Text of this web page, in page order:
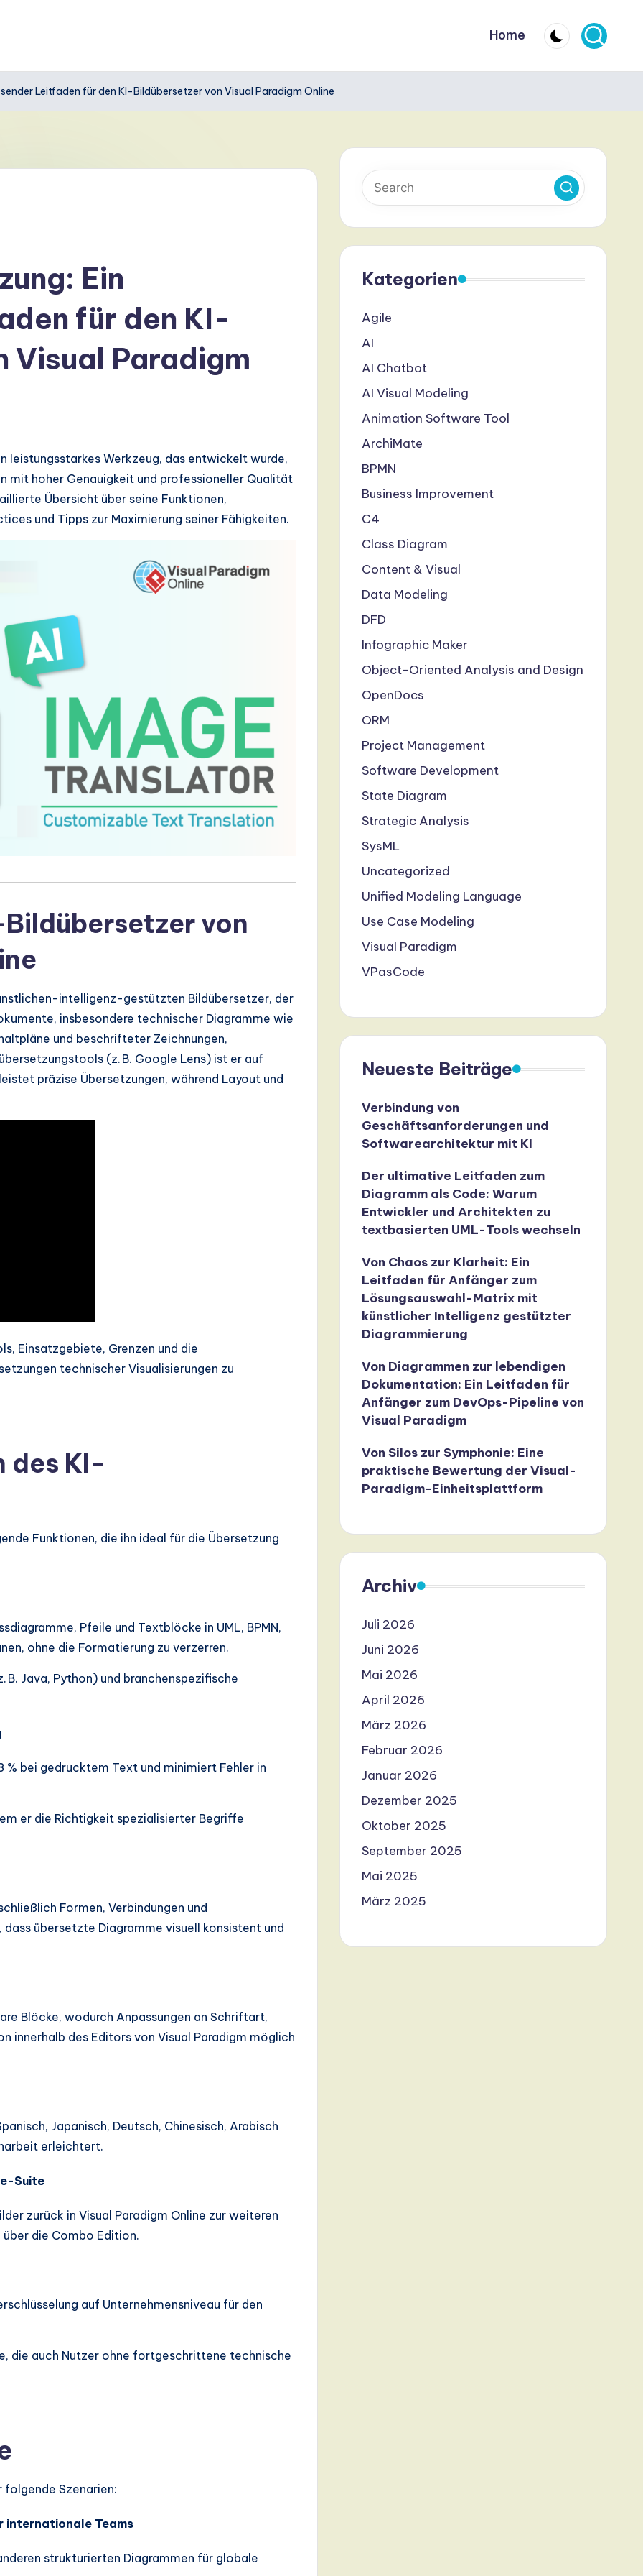
Home
Leitfaden für den KI-Bildübersetzer von Visual Paradigm Online
Ein
für den KI-
Visual Paradigm
leistungsstarkes Werkzeug, das entwickelt wurde,
mit hoher Genauigkeit und professioneller Qualität
Übersicht über seine Funktionen,
und Tipps zur Maximierung seiner Fähigkeiten.
von
intelligenz-gestützten Bildübersetzer, der
insbesondere technischer Diagramme wie
und beschrifteter Zeichnungen,
(z. B. Google Lens) ist er auf
präzise Übersetzungen, während Layout und
Einsatzgebiete, Grenzen und die
technischer Visualisierungen zu
des KI-
Funktionen, die ihn ideal für die Übersetzung
Pfeile und Textblöcke in UML, BPMN,
ohne die Formatierung zu verzerren.
Java, Python) und branchenspezifische
% bei gedrucktem Text und minimiert Fehler in
er die Richtigkeit spezialisierter Begriffe
Formen, Verbindungen und
übersetzte Diagramme visuell konsistent und
Blöcke, wodurch Anpassungen an Schriftart,
innerhalb des Editors von Visual Paradigm möglich
Japanisch, Deutsch, Chinesisch, Arabisch
erleichtert.
Suite
zurück in Visual Paradigm Online zur weiteren
die Combo Edition.
auf Unternehmensniveau für den
die auch Nutzer ohne fortgeschrittene technische
Szenarien:
internationale Teams
strukturierten Diagrammen für globale
Kategorien
Agile
AI
AI Chatbot
AI Visual Modeling
Animation Software Tool
ArchiMate
BPMN
Business Improvement
C4
Class Diagram
Content & Visual
Data Modeling
DFD
Infographic Maker
Object-Oriented Analysis and Design
OpenDocs
ORM
Project Management
Software Development
State Diagram
Strategic Analysis
SysML
Uncategorized
Unified Modeling Language
Use Case Modeling
Visual Paradigm
VPasCode
Neueste Beiträge
Verbindung von
Geschäftsanforderungen und
Softwarearchitektur mit KI
Der ultimative Leitfaden zum
Diagramm als Code: Warum
Entwickler und Architekten zu
textbasierten UML-Tools wechseln
Von Chaos zur Klarheit: Ein
Leitfaden für Anfänger zum
Lösungsauswahl-Matrix mit
künstlicher Intelligenz gestützter
Diagrammierung
Von Diagrammen zur lebendigen
Dokumentation: Ein Leitfaden für
Anfänger zum DevOps-Pipeline von
Visual Paradigm
Von Silos zur Symphonie: Eine
praktische Bewertung der Visual-
Paradigm-Einheitsplattform
Archiv
Juli 2026
Juni 2026
Mai 2026
April 2026
März 2026
Februar 2026
Januar 2026
Dezember 2025
Oktober 2025
September 2025
Mai 2025
März 2025